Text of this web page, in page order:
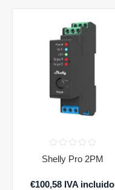
Shelly Pro 2PM
€100,58 IVA incluido